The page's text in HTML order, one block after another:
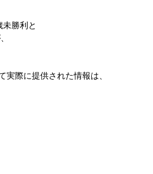
勝利と
実際に提供された情報は、